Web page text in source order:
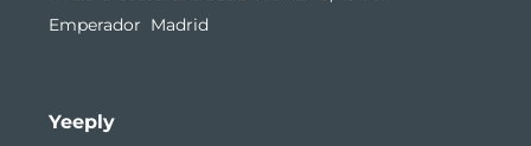
Emperador Madrid
Yeeply